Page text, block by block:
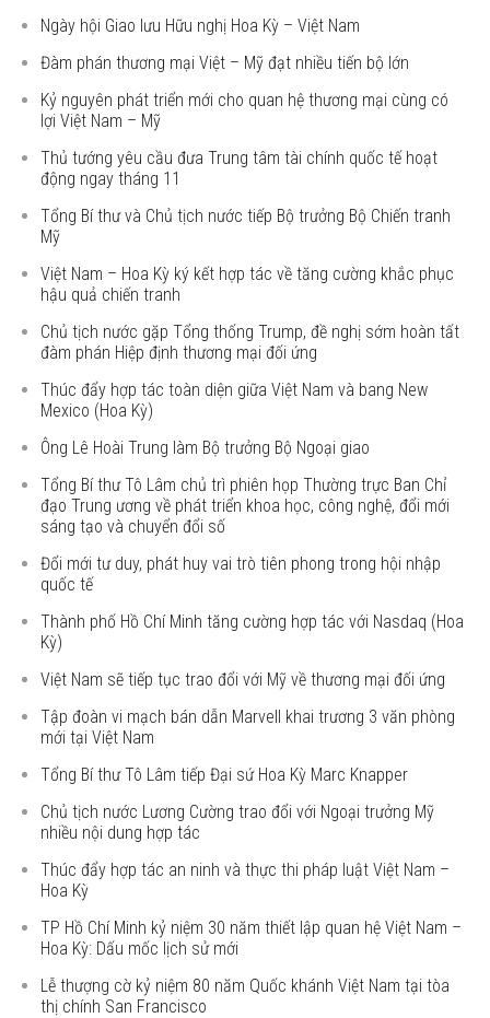
Ngày hội Giao lưu Hữu nghị Hoa Kỳ – Việt Nam
Đàm phán thương mại Việt – Mỹ đạt nhiều tiến bộ lớn
Kỷ nguyên phát triển mới cho quan hệ thương mại cùng có
lợi Việt Nam – Mỹ
Thủ tướng yêu cầu đưa Trung tâm tài chính quốc tế hoạt
động ngay tháng 11
Tổng Bí thư và Chủ tịch nước tiếp Bộ trưởng Bộ Chiến tranh
Mỹ
Việt Nam – Hoa Kỳ ký kết hợp tác về tăng cường khắc phục
hậu quả chiến tranh
Chủ tịch nước gặp Tổng thống Trump, đề nghị sớm hoàn tất
đàm phán Hiệp định thương mại đối ứng
Thúc đẩy hợp tác toàn diện giữa Việt Nam và bang New
Mexico (Hoa Kỳ)
Ông Lê Hoài Trung làm Bộ trưởng Bộ Ngoại giao
Tổng Bí thư Tô Lâm chủ trì phiên họp Thường trực Ban Chỉ
đạo Trung ương về phát triển khoa học, công nghệ, đổi mới
sáng tạo và chuyển đổi số
Đổi mới tư duy, phát huy vai trò tiên phong trong hội nhập
quốc tế
Thành phố Hồ Chí Minh tăng cường hợp tác với Nasdaq (Hoa
Kỳ)
Việt Nam sẽ tiếp tục trao đổi với Mỹ về thương mại đối ứng
Tập đoàn vi mạch bán dẫn Marvell khai trương 3 văn phòng
mới tại Việt Nam
Tổng Bí thư Tô Lâm tiếp Đại sứ Hoa Kỳ Marc Knapper
Chủ tịch nước Lương Cường trao đổi với Ngoại trưởng Mỹ
nhiều nội dung hợp tác
Thúc đẩy hợp tác an ninh và thực thi pháp luật Việt Nam –
Hoa Kỳ
TP Hồ Chí Minh kỷ niệm 30 năm thiết lập quan hệ Việt Nam –
Hoa Kỳ: Dấu mốc lịch sử mới
Lễ thượng cờ kỷ niệm 80 năm Quốc khánh Việt Nam tại tòa
thị chính San Francisco